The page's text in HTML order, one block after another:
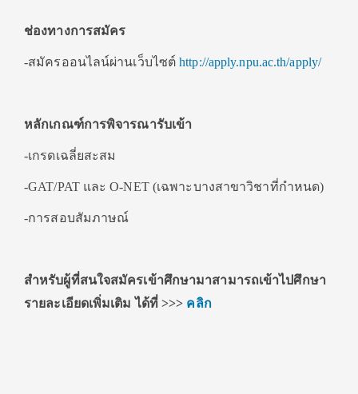
ช่องทางการสมัคร
-สมัครออนไลน์ผ่านเว็บไซต์http://apply.npu.ac.th/apply/
หลักเกณฑ์การพิจารณารับเข้า
-เกรดเฉลี่ยสะสม
-GAT/PAT และ O-NET (เฉพาะบางสาขาวิชาที่กำหนด)
-การสอบสัมภาษณ์
สำหรับผู้ที่สนใจสมัครเข้าศึกษามาสามารถเข้าไปศึกษา
รายละเอียดเพิ่มเติม ได้ที่ >>> คลิก